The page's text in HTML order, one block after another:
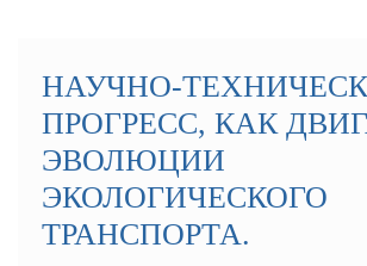
НАУЧНО-
ПРОГРЕСС, КАК
ЭВОЛЮЦИИ
ЭКОЛОГИЧЕСКОГО
ТРАНСПОРТА.